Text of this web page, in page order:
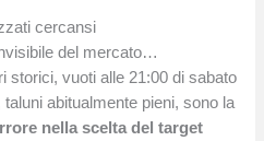
cercansi
del mercato…
storici, vuoti alle 21:00 di sabato
abitualmente pieni, sono la
nella scelta del target